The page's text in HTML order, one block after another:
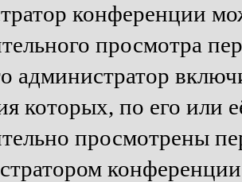
конференции
просмотра
администратор
которых, по его или
просмотрены